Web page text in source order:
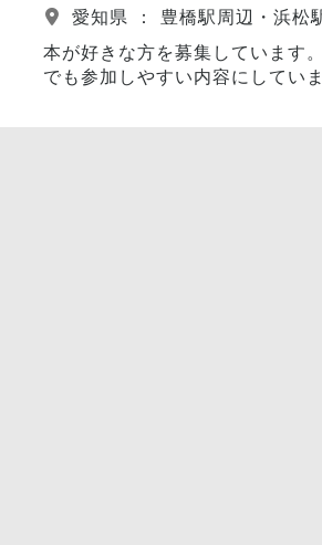
愛知県 ： 豊橋駅周辺・浜松
本が好きな方を募集しています
でも参加しやすい内容にしていま